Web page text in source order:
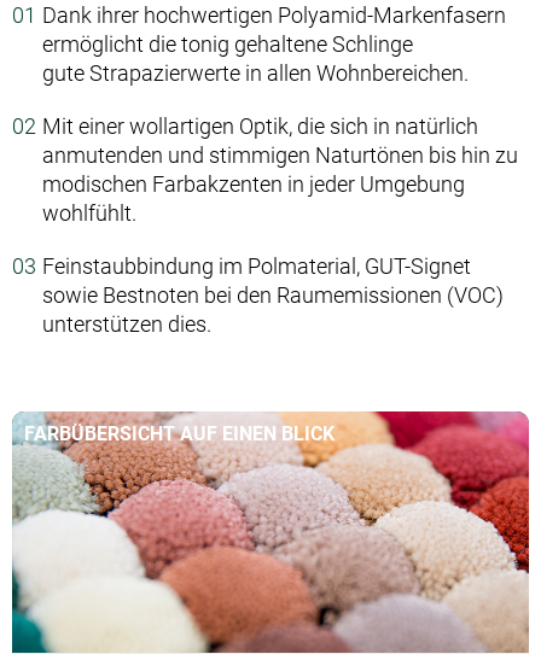
Dank ihrer hochwertigen Polyamid-Markenfasern
ermöglicht die tonig gehaltene Schlinge
gute Strapazierwerte in allen Wohnbereichen.
Mit einer wollartigen Optik, die sich in natürlich
anmutenden und stimmigen Naturtönen bis hin zu
modischen Farbakzenten in jeder Umgebung
wohlfühlt.
Feinstaubbindung im Polmaterial, GUT-Signet
sowie Bestnoten bei den Raumemissionen (VOC)
unterstützen dies.
FARBÜBERSICHT AUF EINEN BLICK